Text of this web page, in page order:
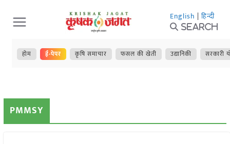
Skip
to
content
English | हिन्दी
Search
होम ई-पेपर कृषि समाचार फसल की खेती उद्यानिकी सरकारी
PMMSY